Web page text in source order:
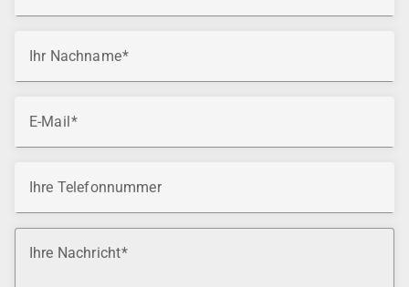
Ihr Nachname
E-Mail
Ihre Telefonnummer
Ihre Nachricht